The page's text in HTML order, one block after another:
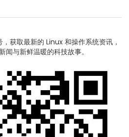
获取最新的 Linux 和操作系统资讯，
闻与新鲜温暖的科技故事。